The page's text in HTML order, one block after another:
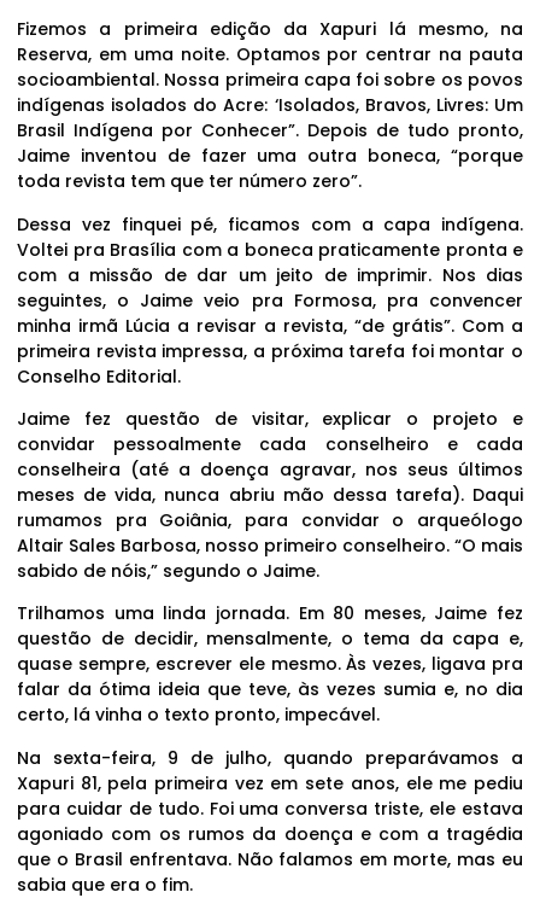
Fizemos a primeira edição da Xapuri lá mesmo, na
Reserva, em uma noite. Optamos por centrar na pauta
socioambiental. Nossa primeira capa foi sobre os povos
indígenas isolados do Acre: ‘Isolados, Bravos, Livres: Um
Brasil Indígena por Conhecer”. Depois de tudo pronto,
Jaime inventou de fazer uma outra boneca, “porque
toda revista tem que ter número zero”.
Dessa vez finquei pé, ficamos com a capa indígena.
Voltei pra Brasília com a boneca praticamente pronta e
com a missão de dar um jeito de imprimir. Nos dias
seguintes, o Jaime veio pra Formosa, pra convencer
minha irmã Lúcia a revisar a revista, “de grátis”. Com a
primeira revista impressa, a próxima tarefa foi montar o
Conselho Editorial.
Jaime fez questão de visitar, explicar o projeto e
convidar pessoalmente cada conselheiro e cada
conselheira (até a doença agravar, nos seus últimos
meses de vida, nunca abriu mão dessa tarefa). Daqui
rumamos pra Goiânia, para convidar o arqueólogo
Altair Sales Barbosa, nosso primeiro conselheiro. “O mais
sabido de nóis,” segundo o Jaime.
Trilhamos uma linda jornada. Em 80 meses, Jaime fez
questão de decidir, mensalmente, o tema da capa e,
quase sempre, escrever ele mesmo. Às vezes, ligava pra
falar da ótima ideia que teve, às vezes sumia e, no dia
certo, lá vinha o texto pronto, impecável.
Na sexta-feira, 9 de julho, quando preparávamos a
Xapuri 81, pela primeira vez em sete anos, ele me pediu
para cuidar de tudo. Foi uma conversa triste, ele estava
agoniado com os rumos da doença e com a tragédia
que o Brasil enfrentava. Não falamos em morte, mas eu
sabia que era o fim.